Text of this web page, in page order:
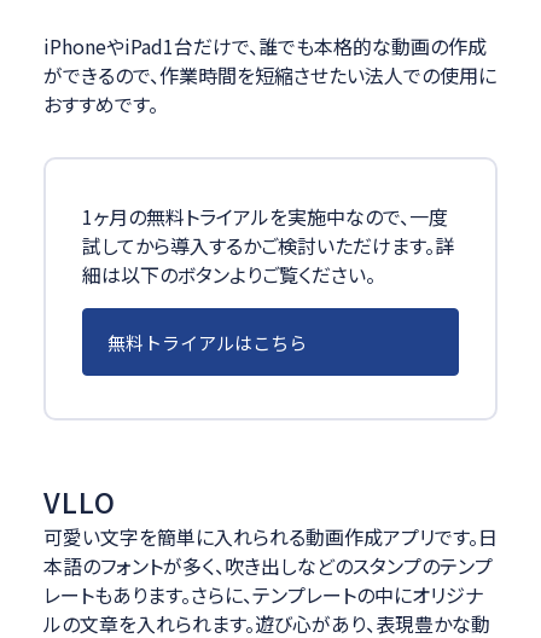
iPhoneやiPad1台だけで、誰でも本格的な動画の作成
ができるので、作業時間を短縮させたい法人での使用に
おすすめです。
1ヶ月の無料トライアルを実施中なので、一度
試してから導入するかご検討いただけます。詳
細は以下のボタンよりご覧ください。
無料トライアルはこちら
VLLO
可愛い文字を簡単に入れられる動画作成アプリです。日
本語のフォントが多く、吹き出しなどのスタンプのテンプ
レートもあります。さらに、テンプレートの中にオリジナ
ルの文章を入れられます。遊び心があり、表現豊かな動